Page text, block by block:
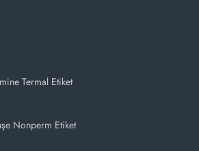
Termal Etiket
Nonperm Etiket